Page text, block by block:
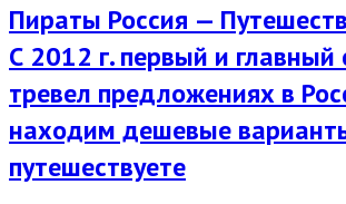
Пираты Россия —
С 2012 г. первый и главный
тревел предложениях в
находим дешевые
путешествуете